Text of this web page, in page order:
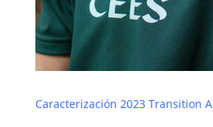
Caracterización 2023 Transition A